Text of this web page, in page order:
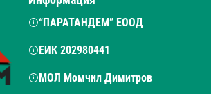
“ПАРАТАНДЕМ” ЕООД
ЕИК 202980441
МОЛ Момчил Димитров